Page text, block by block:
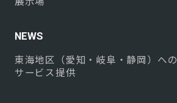
NEWS
東海地区（愛知・岐阜・静岡）への
サービス提供